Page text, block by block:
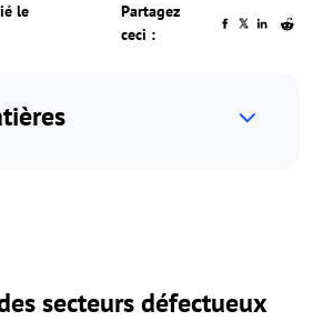
le
Partagez
ceci :
secteurs défectueux